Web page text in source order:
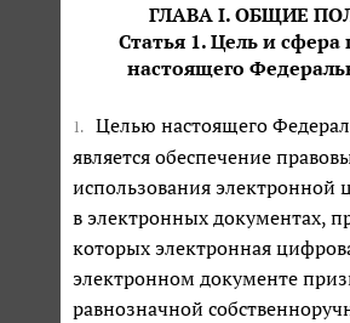
ГЛАВА I. ОБЩИЕ
Статья 1. Цель и
настоящего
1.
Целью настоящего
является обеспечение
использования электронной
в электронных документах,
которых электронная
электронном документе
равнозначной